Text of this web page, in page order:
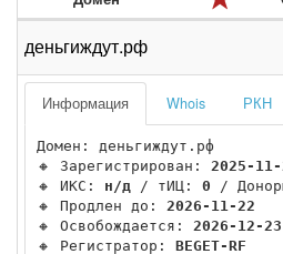
деньгиждут.рф
Информация Whois РКН
Домен: деньгиждут.рф
🔸 Зарегистрирован: 2025-
🔸 ИКС: н/д / тИЦ: 0 /
🔸 Продлен до: 2026-11-22
🔸 Освобождается: 2026-12-23
🔸 Регистратор: BEGET-RF